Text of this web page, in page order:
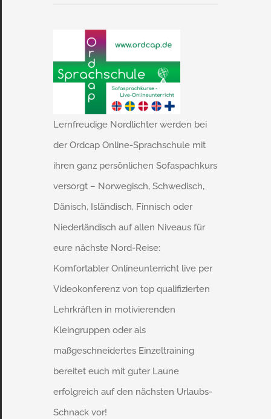
Lernfreudige Nordlichter werden bei
der Ordcap Online-Sprachschule mit
ihren ganz persönlichen Sofaspachkurs
versorgt – Norwegisch, Schwedisch,
Dänisch, Isländisch, Finnisch oder
Niederländisch auf allen Niveaus für
eure nächste Nord-Reise:
Komfortabler Onlineunterricht live per
Videokonferenz von top qualifizierten
Lehrkräften in motivierenden
Kleingruppen oder als
maßgeschneidertes Einzeltraining
bereitet euch mit guter Laune
erfolgreich auf den nächsten Urlaubs-
Schnack vor!